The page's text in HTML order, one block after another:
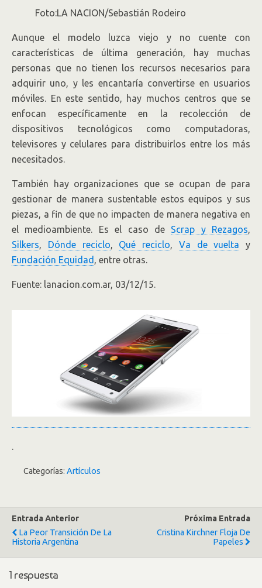
Foto:LA NACION/Sebastián Rodeiro
Aunque el modelo luzca viejo y no cuente con
características de última generación, hay muchas
personas que no tienen los recursos necesarios para
adquirir uno, y les encantaría convertirse en usuarios
móviles. En este sentido, hay muchos centros que se
enfocan específicamente en la recolección de
dispositivos tecnológicos como computadoras,
televisores y celulares para distribuirlos entre los más
necesitados.
También hay organizaciones que se ocupan de para
gestionar de manera sustentable estos equipos y sus
piezas, a fin de que no impacten de manera negativa en
el medioambiente. Es el caso de Scrap y Rezagos,
Silkers, Dónde reciclo, Qué reciclo, Va de vuelta y
Fundación Equidad , entre otras.
Fuente: lanacion.com.ar, 03/12/15.
Categorías: Artículos
Entrada Anterior
La Peor Transición De La
Historia Argentina
Próxima Entrada
Cristina Kirchner Floja De
Papeles
1 respuesta